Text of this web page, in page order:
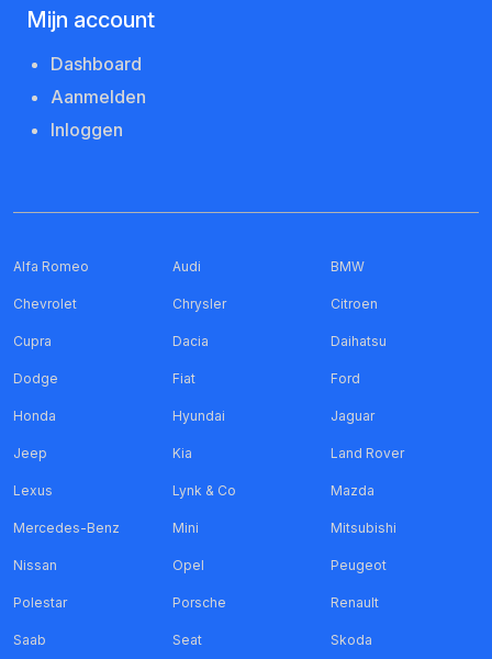
Mijn account
Dashboard
Aanmelden
Inloggen
Alfa Romeo Audi BMW
Chevrolet Chrysler Citroen
Cupra Dacia Daihatsu
Dodge Fiat Ford
Honda Hyundai Jaguar
Jeep Kia Land Rover
Lexus Lynk & Co Mazda
Mercedes-Benz Mini Mitsubishi
Nissan Opel Peugeot
Polestar Porsche Renault
Saab Seat Skoda